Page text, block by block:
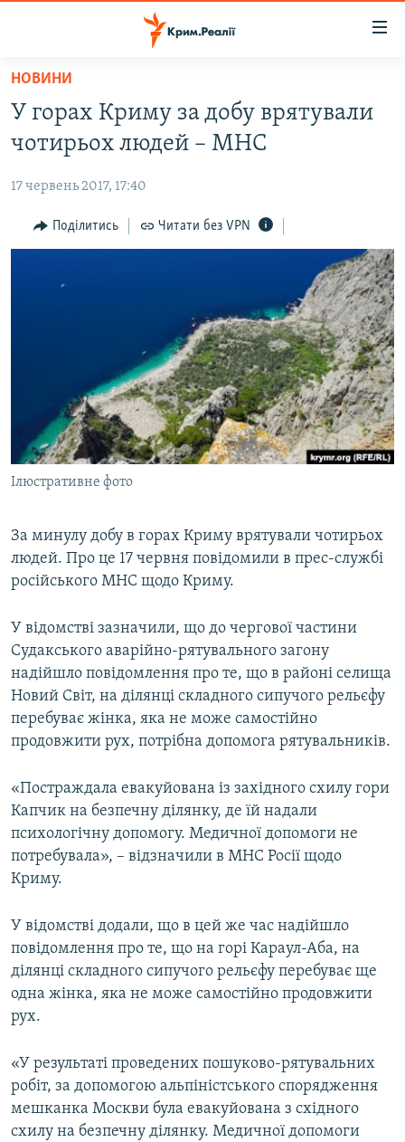
Перейти
основного
матеріалу
до
навігації
Перейти
ВОДА.КРИМ
ВІДЕО ТА ФОТО
ПОЛІТИКА
БЛОГИ
ІНТЕРВ'Ю
ДЕПОРТАЦІЯ
ВІДЕОУРОКИ «ELIFBE»
СВІДЧЕННЯ ОКУПАЦІЇ
УКРАЇНСЬКА ПРОБЛЕМА КРИМУ
ЯК ОБІЙТИ БЛОКУВАННЯ
Русский
Qırımtatar
НОВИНИ
У горах Криму за добу врятували
чотирьох людей – МНС
17 червень 2017, 17:40
Поділитись Читати без VPN
Ілюстративне фото
За минулу добу в горах Криму врятували чотирьох
людей. Про це 17 червня повідомили в прес-службі
російського МНС щодо Криму.
У відомстві зазначили, що до чергової частини
Судакського аварійно-рятувального загону
надійшло повідомлення про те, що в районі селища
Новий Світ, на ділянці складного сипучого рельєфу
перебуває жінка, яка не може самостійно
продовжити рух, потрібна допомога рятувальників.
«Постраждала евакуйована із західного схилу гори
Капчик на безпечну ділянку, де їй надали
психологічну допомогу. Медичної допомоги не
потребувала», – відзначили в МНС Росії щодо
Криму.
У відомстві додали, що в цей же час надійшло
повідомлення про те, що на горі Караул-Аба, на
ділянці складного сипучого рельєфу перебуває ще
одна жінка, яка не може самостійно продовжити
рух.
«У результаті проведених пошуково-рятувальних
робіт, за допомогою альпіністського спорядження
мешканка Москви була евакуйована з східного
схилу на безпечну ділянку. Медичної допомоги